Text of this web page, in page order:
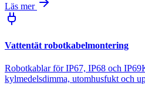
Läs mer
Vattentät robotkabelmontering
Robotkablar för IP67, IP68 och
kylmedelsdimma, utomhusfukt och